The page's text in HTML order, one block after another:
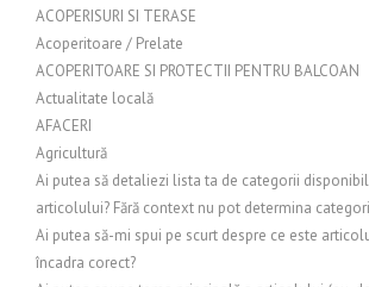
ACOPERISURI SI TERASE
Acoperitoare / Prelate
ACOPERITOARE SI PROTECTII PENTRU BALCOAN
Actualitate locală
AFACERI
Agricultură
Ai putea să detaliezi lista ta de categorii
articolului? Fără context nu pot determina
Ai putea să-mi spui pe scurt despre ce este
încadra corect?